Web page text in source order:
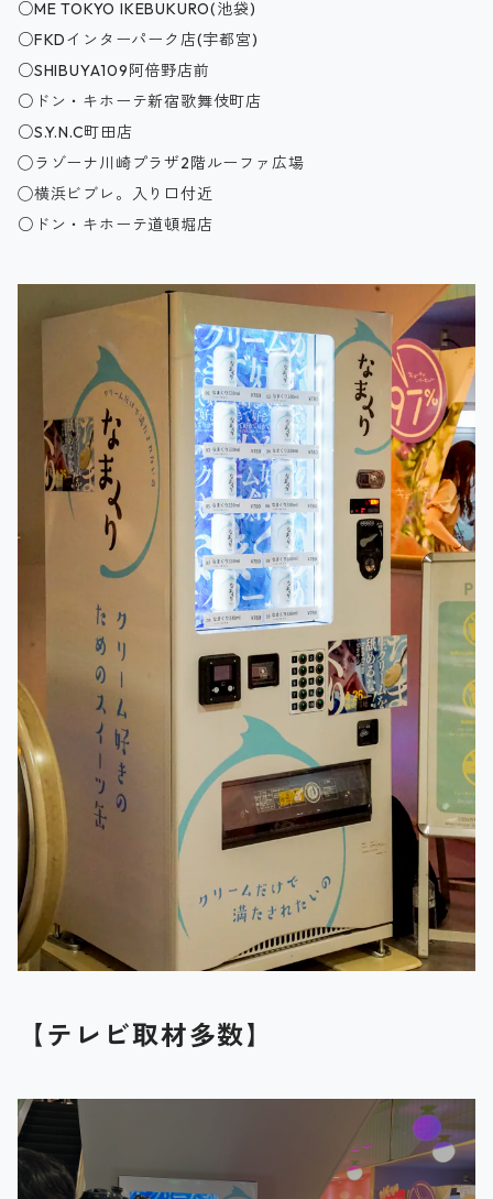
○ME TOKYO IKEBUKURO(池袋)
○FKDインターパーク店(宇都宮)
○SHIBUYA109阿倍野店前
○ドン・キホーテ新宿歌舞伎町店
○S.Y.N.C町田店
◯ラゾーナ川崎プラザ2階ルーファ広場
◯横浜ビブレ。入り口付近
○ドン・キホーテ道頓堀店
【テレビ取材多数】